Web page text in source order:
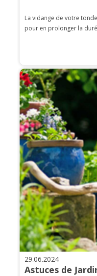
La vidange de votre
pour en prolonger la
29.06.2024
Astuces de